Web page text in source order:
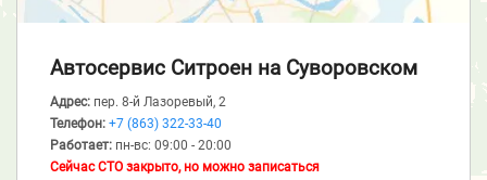
Автосервис Ситроен на Суворовском
Адрес: пер. 8-й Лазоревый, 2
Телефон: +7 (863) 322-33-40
Работает: пн-вс: 09:00 - 20:00
Сейчас СТО закрыто, но можно записаться